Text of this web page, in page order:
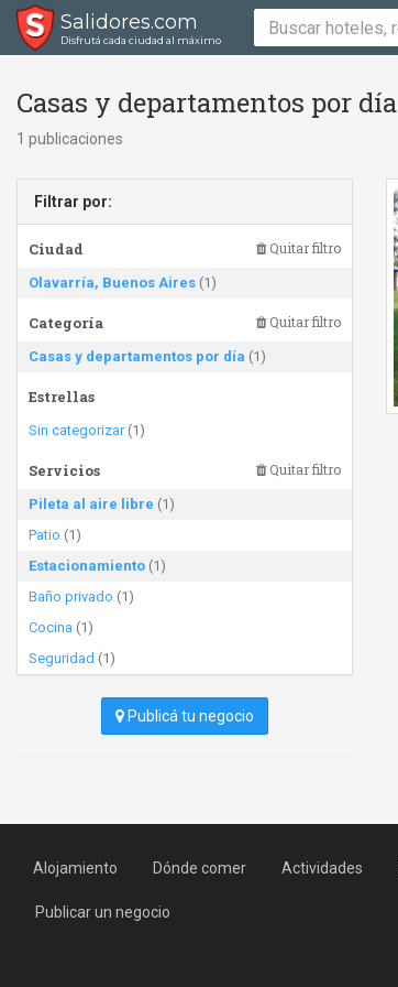
Salidores.com
Disfrutá cada ciudad al máximo
Casas y departamentos por
1 publicaciones
Filtrar por:
Ciudad Quitar filtro
Olavarría, Buenos Aires (1)
Categoría Quitar filtro
Casas y departamentos por día (1)
Estrellas
Sin categorizar(1)
Servicios Quitar filtro
Pileta al aire libre (1)
Patio (1)
Estacionamiento (1)
Baño privado (1)
Cocina (1)
Seguridad (1)
Publicá tu negocio
Alojamiento Dónde comer Actividades
Publicar un negocio